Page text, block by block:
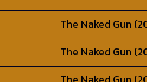
The Naked Gun
The Naked Gun